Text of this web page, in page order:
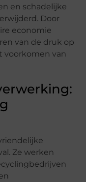
en schadelijke
Door
economie
van de druk op
voorkomen van
Ze werken